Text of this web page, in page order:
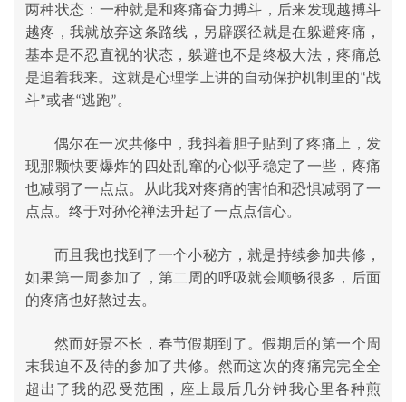
两种状态：一种就是和疼痛奋力搏斗，后来发现越搏斗
越疼，我就放弃这条路线，另辟蹊径就是在躲避疼痛，
基本是不忍直视的状态，躲避也不是终极大法，疼痛总
是追着我来。这就是心理学上讲的自动保护机制里的“战
斗”或者“逃跑”。
偶尔在一次共修中，我抖着胆子贴到了疼痛上，发
现那颗快要爆炸的四处乱窜的心似乎稳定了一些，疼痛
也减弱了一点点。从此我对疼痛的害怕和恐惧减弱了一
点点。终于对孙伦禅法升起了一点点信心。
而且我也找到了一个小秘方，就是持续参加共修，
如果第一周参加了，第二周的呼吸就会顺畅很多，后面
的疼痛也好熬过去。
然而好景不长，春节假期到了。假期后的第一个周
末我迫不及待的参加了共修。然而这次的疼痛完完全全
超出了我的忍受范围，座 上最后几分钟我心里各种煎